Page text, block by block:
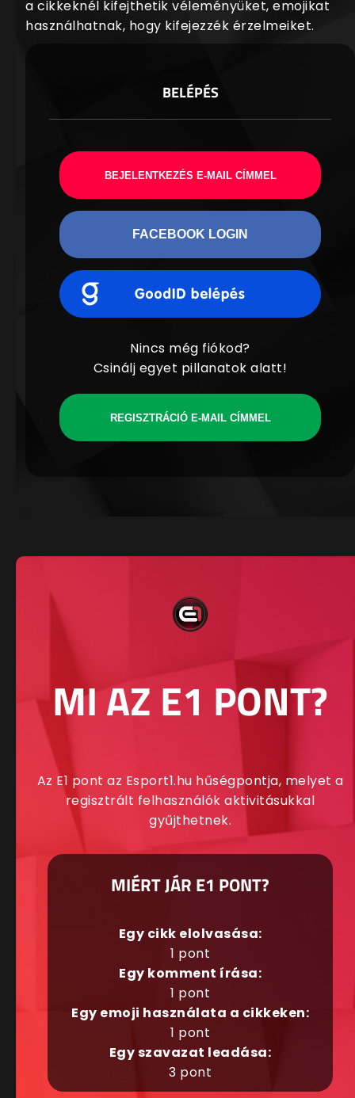
a cikkeknél kifejthetik véleményüket, emojikat
használhatnak, hogy kifejezzék érzelmeiket.
BELÉPÉS
BEJELENTKEZÉS E-MAIL CÍMMEL
FACEBOOK LOGIN
Nincs még fiókod?
Csinálj egyet pillanatok alatt!
REGISZTRÁCIÓ E-MAIL CÍMMEL
MI AZ E1 PONT?
Az E1 pont az Esport1.hu hűségpontja, melyet a
regisztrált felhasználók aktivitásukkal
gyűjthetnek.
MIÉRT JÁR E1 PONT?
Egy cikk elolvasása:
1 pont
Egy komment írása:
1 pont
Egy emoji használata a cikkeken:
1 pont
Egy szavazat leadása:
3 pont